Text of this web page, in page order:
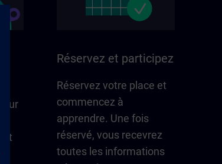
et
Réservez et participez
Réservez votre place et
commencez à
apprendre. Une fois
réservé, vous recevrez
toutes les informations